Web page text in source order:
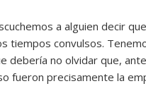
a alguien decir
convulsos.
no olvidar que,
fueron precisamente la